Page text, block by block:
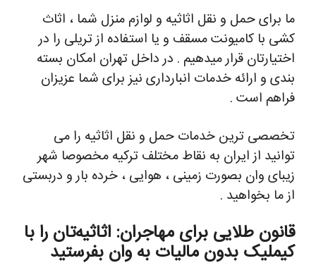
ما برای حمل و نقل اثاثیه و لوازم منزل شما ، اثاث
کشی با کامیونت مسقف و یا استفاده از تریلی را در
اختیارتان قرار میدهیم . در داخل تهران امکان بسته
بندی و ارائه خدمات انبارداری نیز برای شما عزیزان
فراهم است .
تخصصی ترین خدمات حمل و نقل اثاثیه را می
توانید از ایران به نقاط مختلف ترکیه مخصوصا شهر
زیبای وان بصورت زمینی ، هوایی ، خرده بار و دربستی
از ما بخواهید .
قانون طلایی برای مهاجران: اثاثیه‌تان را با
کیملیک بدون مالیات به وان بفرستید